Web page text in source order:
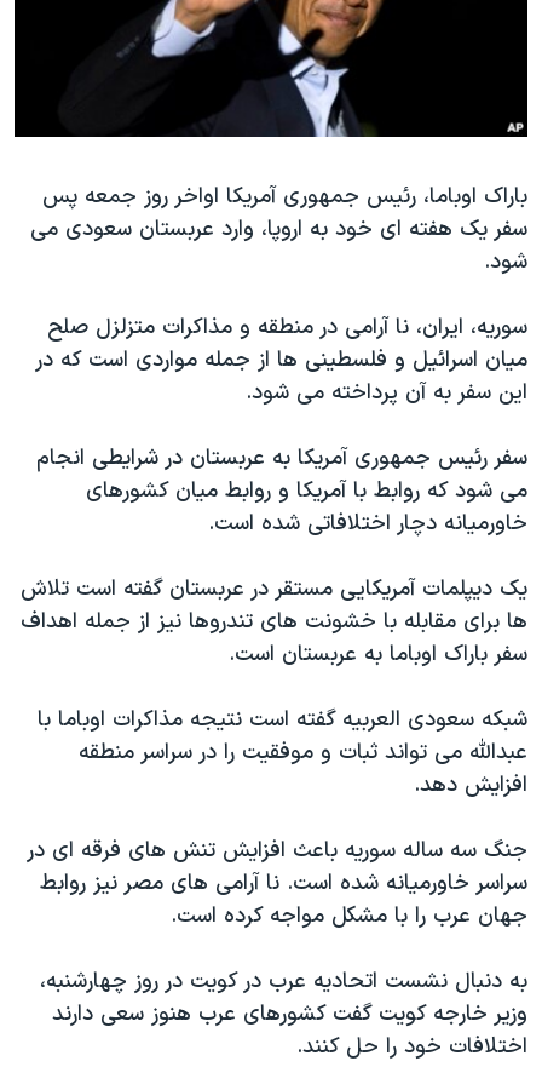
اسرائیل در جنگ
گالری عکس
انتخابات ریاست جمهوری آمریکا ۲۰۲۴
حمله جمهوری اسلامی به اسرائیل
ورزش زنان در ایران
اعتراضات زن، زندگی، آزادی
تریبونال مردمی آبان ۹۸
دادگاه حمید نوری
قانون شفافیت دارائی کادر رهبری ایران
اعتراضات مردمی آبان ۹۸
نرگس محمدی برنده جایزه نوبل صلح
همایش محافظه‌کاران آمریکا «سی‌پک»
سفر پرزیدنت ترامپ به چین
زبانهای مختلف
باراک اوباما، رئیس جمهوری آمریکا اواخر روز جمعه پس
سفر یک هفته ای خود به اروپا، وارد عربستان سعودی می
شود.
سوریه، ایران، نا آرامی در منطقه و مذاکرات متزلزل صلح
میان اسرائیل و فلسطینی ها از جمله مواردی است که در
این سفر به آن پرداخته می شود.
سفر رئیس جمهوری آمریکا به عربستان در شرایطی انجام
می شود که روابط با آمریکا و روابط میان کشورهای
خاورمیانه دچار اختلافاتی شده است.
یک دیپلمات آمریکایی مستقر در عربستان گفته است تلاش
ها برای مقابله با خشونت های تندروها نیز از جمله اهداف
سفر باراک اوباما به عربستان است.
شبکه سعودی العربیه گفته است نتیجه مذاکرات اوباما با
عبدالله می تواند ثبات و موفقیت را در سراسر منطقه
افزایش دهد.
جنگ سه ساله سوریه باعث افزایش تنش های فرقه ای در
سراسر خاورمیانه شده است. نا آرامی های مصر نیز روابط
جهان عرب را با مشکل مواجه کرده است.
به دنبال نشست اتحادیه عرب در کویت در روز چهارشنبه،
وزیر خارجه کویت گفت کشورهای عرب هنوز سعی دارند
اختلافات خود را حل کنند.